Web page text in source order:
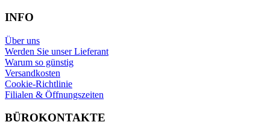
INFO
Über uns
Werden Sie unser Lieferant
Warum so günstig
Versandkosten
Cookie-Richtlinie
Filialen & Öffnungszeiten
BÜROKONTAKTE